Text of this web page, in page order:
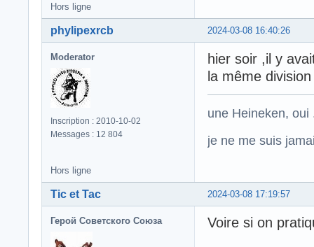
Hors ligne
2024-03-08 16:40:26
phylipexrcb
Moderator
Inscription : 2010-10-02
Messages : 12 804
hier soir ,il y
la même
une Heineken,
je ne me suis
Hors ligne
2024-03-08 17:19:57
Tic et Tac
Герой Советского Союза Voire si on